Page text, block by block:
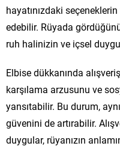
hayatınızdaki
edebilir. Rüyada
ruh halinizin ve içsel
Elbise dükkanında
karşılama arzusunu ve
yansıtabilir. Bu durum,
güvenini de artırabilir.
duygular, rüyanızın